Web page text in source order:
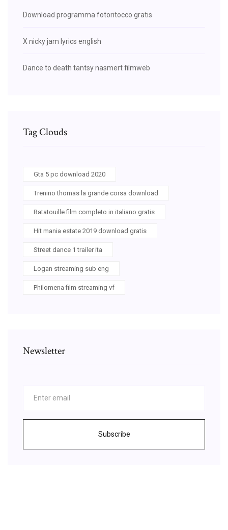
Download programma fotoritocco gratis
X nicky jam lyrics english
Dance to death tantsy nasmert filmweb
Tag Clouds
Gta 5 pc download 2020
Trenino thomas la grande corsa download
Ratatouille film completo in italiano gratis
Hit mania estate 2019 download gratis
Street dance 1 trailer ita
Logan streaming sub eng
Philomena film streaming vf
Newsletter
Subscribe